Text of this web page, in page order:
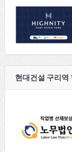
현대건설 구리역